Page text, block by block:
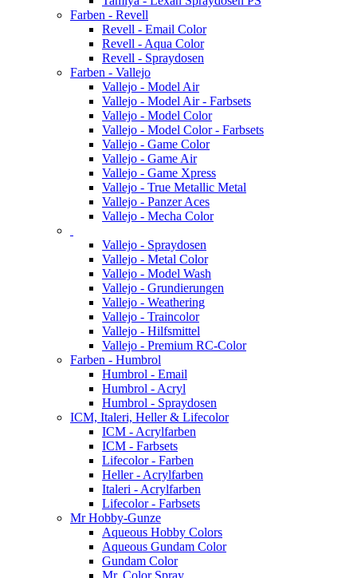
Farben - Revell
Revell - Email Color
Revell - Aqua Color
Revell - Spraydosen
Farben - Vallejo
Vallejo - Model Air
Vallejo - Model Air - Farbsets
Vallejo - Model Color
Vallejo - Model Color - Farbsets
Vallejo - Game Color
Vallejo - Game Air
Vallejo - Game Xpress
Vallejo - True Metallic Metal
Vallejo - Panzer Aces
Vallejo - Mecha Color
Vallejo - Spraydosen
Vallejo - Metal Color
Vallejo - Model Wash
Vallejo - Grundierungen
Vallejo - Weathering
Vallejo - Traincolor
Vallejo - Hilfsmittel
Vallejo - Premium RC-Color
Farben - Humbrol
Humbrol - Email
Humbrol - Acryl
Humbrol - Spraydosen
ICM, Italeri, Heller & Lifecolor
ICM - Acrylfarben
ICM - Farbsets
Lifecolor - Farben
Heller - Acrylfarben
Italeri - Acrylfarben
Lifecolor - Farbsets
Mr Hobby-Gunze
Aqueous Hobby Colors
Aqueous Gundam Color
Gundam Color
Mr. Color Spray